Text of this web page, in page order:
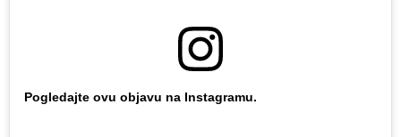
Pogledajte ovu objavu na Instagramu.